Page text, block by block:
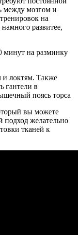
между мозгом и
на
развитее,
минут на разминку
и локтям. Также
гантели в
поясь торса
вы можете
желательно
тканей к